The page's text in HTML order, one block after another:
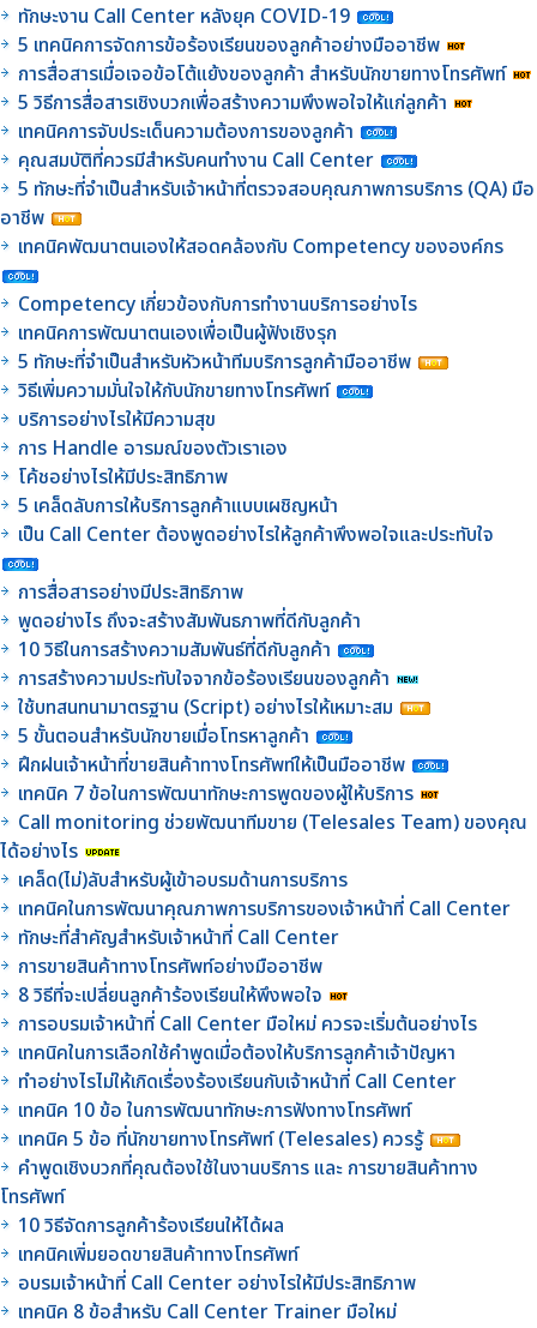
ทักษะงาน Call Center หลังยุค COVID-19
5 เทคนิคการจัดการข้อร้องเรียนของลูกค้าอย่างมืออาชีพ
การสื่อสารเมื่อเจอข้อโต้แย้งของลูกค้า สำหรับนักขายทางโทรศัพท์
5 วิธีการสื่อสารเชิงบวกเพื่อสร้างความพึงพอใจให้แก่ลูกค้า
เทคนิคการจับประเด็นความต้องการของลูกค้า
คุณสมบัติที่ควรมีสำหรับคนทำงาน Call Center
5 ทักษะที่จำเป็นสำหรับเจ้าหน้าที่ตรวจสอบคุณภาพการบริการ (QA) มือ
อาชีพ
เทคนิคพัฒนาตนเองให้สอดคล้องกับ Competency ขององค์กร
Competency เกี่ยวข้องกับการทำงานบริการอย่างไร
เทคนิคการพัฒนาตนเองเพื่อเป็นผู้ฟังเชิงรุก
5 ทักษะที่จำเป็นสำหรับหัวหน้าทีมบริการลูกค้ามืออาชีพ
วิธีเพิ่มความมั่นใจให้กับนักขายทางโทรศัพท์
บริการอย่างไรให้มีความสุข
การ Handle อารมณ์ของตัวเราเอง
โค้ชอย่างไรให้มีประสิทธิภาพ
5 เคล็ดลับการให้บริการลูกค้าแบบเผชิญหน้า
เป็น Call Center ต้องพูดอย่างไรให้ลูกค้าพึงพอใจและประทับใจ
การสื่อสารอย่างมีประสิทธิภาพ
พูดอย่างไร ถึงจะสร้างสัมพันธภาพที่ดีกับลูกค้า
10 วิธีในการสร้างความสัมพันธ์ที่ดีกับลูกค้า
การสร้างความประทับใจจากข้อร้องเรียนของลูกค้า
ใช้บทสนทนามาตรฐาน (Script) อย่างไรให้เหมาะสม
5 ขั้นตอนสำหรับนักขายเมื่อโทรหาลูกค้า
ฝึกฝนเจ้าหน้าที่ขายสินค้าทางโทรศัพท์ให้เป็นมืออาชีพ
เทคนิค 7 ข้อในการพัฒนาทักษะการพูดของผู้ให้บริการ
Call monitoring ช่วยพัฒนาทีมขาย (Telesales Team) ของคุณ
ได้อย่างไร
เคล็ด(ไม่)ลับสำหรับผู้เข้าอบรมด้านการบริการ
เทคนิคในการพัฒนาคุณภาพการบริการของเจ้าหน้าที่ Call Center
ทักษะที่สำคัญสำหรับเจ้าหน้าที่ Call Center
การขายสินค้าทางโทรศัพท์อย่างมืออาชีพ
8 วิธีที่จะเปลี่ยนลูกค้าร้องเรียนให้พึงพอใจ
การอบรมเจ้าหน้าที่ Call Center มือใหม่ ควรจะเริ่มต้นอย่างไร
เทคนิคในการเลือกใช้คำพูดเมื่อต้องให้บริการลูกค้าเจ้าปัญหา
ทำอย่างไรไม่ให้เกิดเรื่องร้องเรียนกับเจ้าหน้าที่ Call Center
เทคนิค 10 ข้อ ในการพัฒนาทักษะการฟังทางโทรศัพท์
เทคนิค 5 ข้อ ที่นักขายทางโทรศัพท์ (Telesales) ควรรู้
คำพูดเชิงบวกที่คุณต้องใช้ในงานบริการ และ การขายสินค้าทาง
โทรศัพท์
10 วิธีจัดการลูกค้าร้องเรียนให้ได้ผล
เทคนิคเพิ่มยอดขายสินค้าทางโทรศัพท์
อบรมเจ้าหน้าที่ Call Center อย่างไรให้มีประสิทธิภาพ
เทคนิค 8 ข้อสำหรับ Call Center Trainer มือใหม่